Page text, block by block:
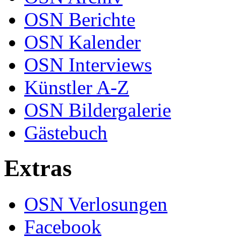
OSN Berichte
OSN Kalender
OSN Interviews
Künstler A-Z
OSN Bildergalerie
Gästebuch
Extras
OSN Verlosungen
Facebook